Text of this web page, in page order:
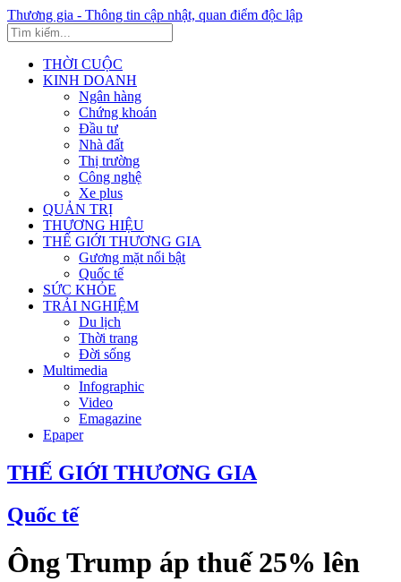
Thương gia - Thông tin cập nhật, quan điểm độc lập
THỜI CUỘC
KINH DOANH
Ngân hàng
Chứng khoán
Đầu tư
Nhà đất
Thị trường
Công nghệ
Xe plus
QUẢN TRỊ
THƯƠNG HIỆU
THẾ GIỚI THƯƠNG GIA
Gương mặt nổi bật
Quốc tế
SỨC KHỎE
TRẢI NGHIỆM
Du lịch
Thời trang
Đời sống
Multimedia
Infographic
Video
Emagazine
Epaper
THẾ GIỚI THƯƠNG GIA
Quốc tế
Ông Trump áp thuế 25% lên